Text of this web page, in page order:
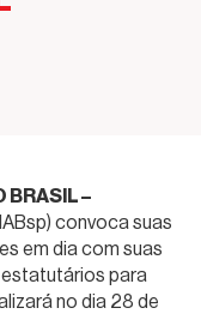
BRASIL –
convoca suas
em dia com suas
para
no dia 28 de